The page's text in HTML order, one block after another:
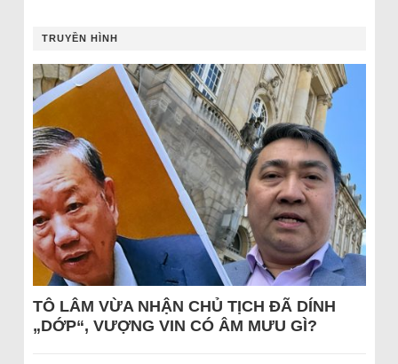
TRUYỀN HÌNH
TÔ LÂM VỪA NHẬN CHỦ TỊCH ĐÃ DÍNH
„DỚP“, VƯỢNG VIN CÓ ÂM MƯU GÌ?